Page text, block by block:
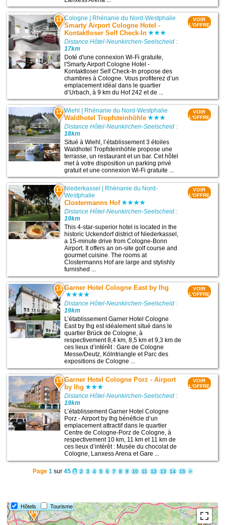
11 Cologne | Rhénanie du Nord-Westphalie
Smarty Airport Cologne Hotel -
Kontaktloser Self Check-In
Distance Hôtel-Neunkirchen-Seelscheid :
17km
Doté d'une connexion Wi-Fi gratuite,
l'Smarty Airport Cologne Hotel -
Kontaktloser Self Check-In propose des
chambres à Cologne. Vous profiterez d’un
emplacement idéal dans le quartier
d’Urbach, à 9 km du Hof 242 et de ...
VOIR
L'OFFRE
12 Wiehl | Rhénanie du Nord-Westphalie
Waldhotel Tropfsteinhöhle
Distance Hôtel-Neunkirchen-Seelscheid :
18km
Situé à Wiehl, l’établissement 3 étoiles
Waldhotel Tropfsteinhöhle propose une
terrasse, un restaurant et un bar. Cet hôtel
met à votre disposition un parking privé
gratuit et une connexion Wi-Fi gratuite ...
VOIR
L'OFFRE
13 Niederkassel
Rhénanie du Nord-
Westphalie
Clostermanns Hof
Distance Hôtel-Neunkirchen-Seelscheid :
19km
This 4-star-superior hotel is located in the
historic Uckendorf district of Niederkassel,
a 15-minute drive from Cologne-Bonn
Airport. It offers an on-site golf course and
gourmet cuisine. The rooms at
Clostermanns Hof are large and stylishly
furnished ...
VOIR
L'OFFRE
14 Garner Hotel Cologne East by Ihg
Distance Hôtel-Neunkirchen-Seelscheid :
19km
L’établissement Garner Hotel Cologne
East by Ihg est idéalement situé dans le
quartier Brück de Cologne, à
respectivement 8,4 km, 8,5 km et 9,3 km de
ces lieux d’intérêt : Gare de Cologne
Messe/Deutz, Kölntriangle et Parc des
expositions de Cologne ...
VOIR
L'OFFRE
15 Garner Hotel Cologne Porz - Airport
by Ihg
Distance Hôtel-Neunkirchen-Seelscheid :
19km
L’établissement Garner Hotel Cologne
Porz - Airport by Ihg bénéficie d’un
emplacement attractif dans le quartier
Centre de Cologne-Porz de Cologne, à
respectivement 10 km, 11 km et 11 km de
ces lieux d’intérêt : Musée du chocolat de
Cologne, Lanxess Arena et Gare ...
VOIR
L'OFFRE
Page 1sur 45 1 2 3 4 5 6 7 8 9 10 11 12 13 14 15 >
Hôtels Tourisme
14
12